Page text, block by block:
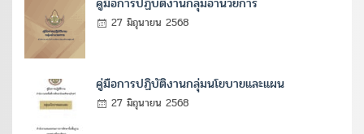
27 มิถุนายน 2568
คู่มือการปฏิบัติงานกลุ่มนโยบายและแผน
27 มิถุนายน 2568